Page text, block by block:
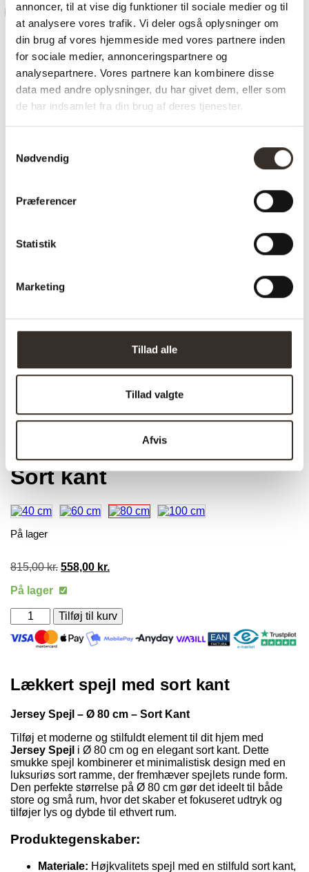
annoncer, til at vise dig funktioner til sociale medier og til
at analysere vores trafik. Vi deler også oplysninger om
din brug af vores hjemmeside med vores partnere inden
for sociale medier, annonceringspartnere og
analysepartnere. Vores partnere kan kombinere disse
data med andre oplysninger, du har givet dem, eller som
de har indsamlet fra din brug af deres tjenester.
Nødvendig
Præferencer
Statistik
Marketing
Tillad alle
Tillad valgte
Afvis
32%
Jersey spejl – Ø 80 cm –
Sort kant
På lager
815,00kr. Den
pris
815,00 kr..
558,00 kr.
558,00 kr..
På lager
Jersey
spejl
-
cm
-
kant
Tilføj til kurv
Lækkert spejl med sort kant
Jersey Spejl – Ø 80 cm – Sort Kant
Tilføj et moderne og stilfuldt element til dit hjem med
Jersey Spejl i Ø 80 cm og en elegant sort kant. Dette
smukke spejl kombinerer et minimalistisk design med en
luksuriøs sort ramme, der fremhæver spejlets runde form.
Den perfekte størrelse på Ø 80 cm gør det ideelt til både
store og små rum, hvor det skaber et fokuseret udtryk og
tilføjer lys og dybde til ethvert rum.
Produktegenskaber:
Materiale: Højkvalitets spejl med en stilfuld sort kant,